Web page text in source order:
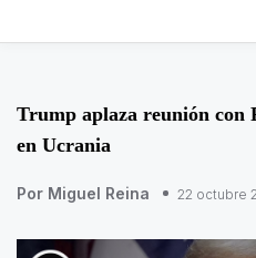
Trump aplaza reunión con
en Ucrania
Por Miguel Reina 22 octubre